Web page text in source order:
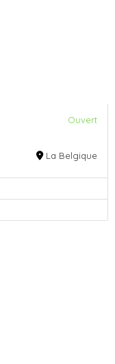
Ouvert
La Belgique